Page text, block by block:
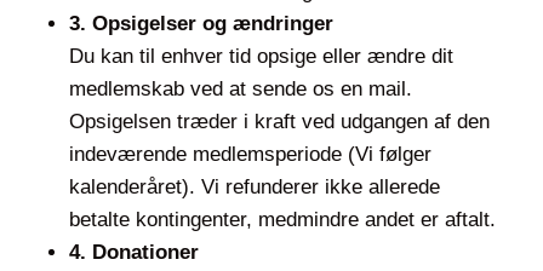
3. Opsigelser og ændringer
Du kan til enhver tid opsige eller ændre dit
medlemskab ved at sende os en mail.
Opsigelsen træder i kraft ved udgangen af den
indeværende medlemsperiode (Vi følger
kalenderåret). Vi refunderer ikke allerede
betalte kontingenter, medmindre andet er aftalt.
4. Donationer